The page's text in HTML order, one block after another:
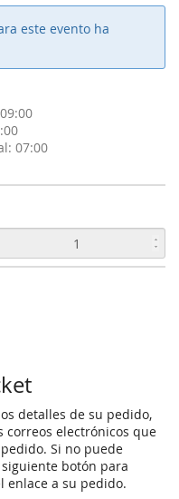
este evento ha
09:00
07:00
detalles de su pedido,
correos electrónicos que
Si no puede
botón para
enlace a su pedido.